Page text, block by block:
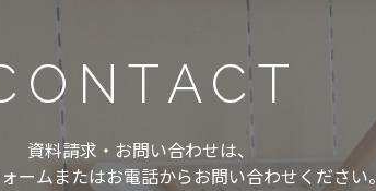
資料請求・お問い合わせは、
ームまたはお電話からお問い合わせください。